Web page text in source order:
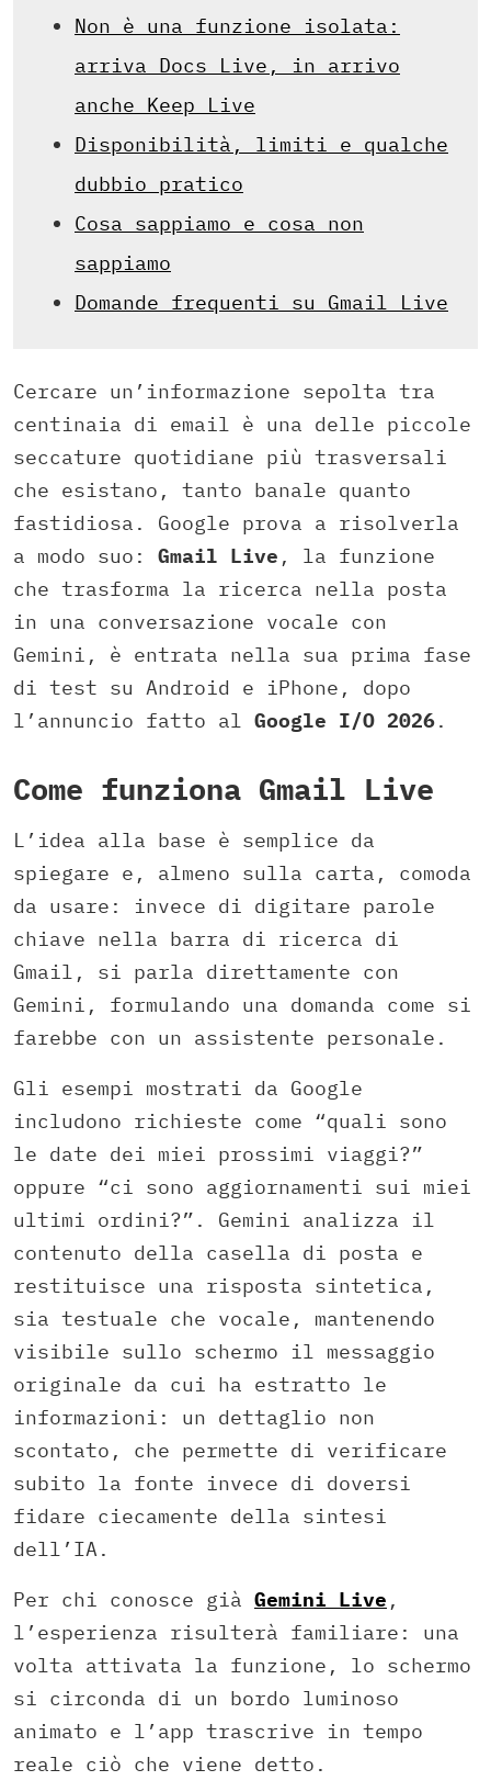
Non è una funzione isolata:
arriva Docs Live, in arrivo
anche Keep Live
Disponibilità, limiti e qualche
dubbio pratico
Cosa sappiamo e cosa non
sappiamo
Domande frequenti su Gmail Live
Cercare un’informazione sepolta tra
centinaia di email è una delle piccole
seccature quotidiane più trasversali
che esistano, tanto banale quanto
fastidiosa. Google prova a risolverla
a modo suo: Gmail Live , la funzione
che trasforma la ricerca nella posta
in una conversazione vocale con
Gemini, è entrata nella sua prima fase
di test su Android e iPhone, dopo
l’annuncio fatto al Google I/O 2026.
Come funziona Gmail Live
L’idea alla base è semplice da
spiegare e, almeno sulla carta, comoda
da usare: invece di digitare parole
chiave nella barra di ricerca di
Gmail, si parla direttamente con
Gemini, formulando una domanda come si
farebbe con un assistente personale.
Gli esempi mostrati da Google
includono richieste come “quali sono
le date dei miei prossimi viaggi?”
oppure “ci sono aggiornamenti sui miei
ultimi ordini?”. Gemini analizza il
contenuto della casella di posta e
restituisce una risposta sintetica,
sia testuale che vocale, mantenendo
visibile sullo schermo il messaggio
originale da cui ha estratto le
informazioni: un dettaglio non
scontato, che permette di verificare
subito la fonte invece di doversi
fidare ciecamente della sintesi
dell’IA.
Per chi conosce già Gemini Live ,
l’esperienza risulterà familiare: una
volta attivata la funzione, lo schermo
si circonda di un bordo luminoso
animato e l’app trascrive in tempo
reale ciò che viene detto.